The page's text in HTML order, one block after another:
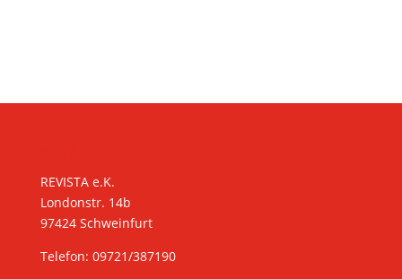
REVISTA e.K.
Londonstr. 14b
97424 Schweinfurt
Telefon: 09721/387190